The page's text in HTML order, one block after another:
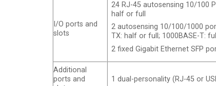
I/O ports and
slots
24 RJ-45 autosensing 10/100
half or full
2 autosensing 10/100/1000
TX: half or full; 1000BASE-T:
2 fixed Gigabit Ethernet SFP
Additional
ports and
1 dual-personality (RJ-45 or